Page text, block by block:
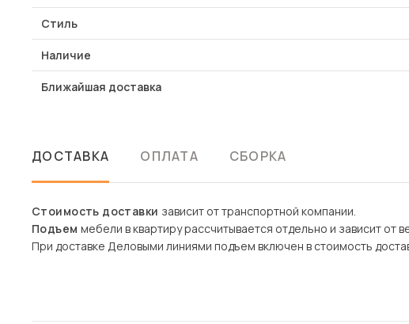
Стиль
Наличие
Ближайшая доставка
ДОСТАВКА ОПЛАТА СБОРКА
Стоимость доставки зависит от транспортной компании.
Подъем мебели в квартиру рассчитывается отдельно и зависит от
При доставке Деловыми линиями подъем включен в стоимость